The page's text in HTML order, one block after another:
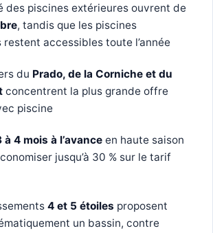
des piscines extérieures ouvrent de
, tandis que les piscines
accessibles toute l’année
du Prado, de la Corniche et du
concentrent la plus grande offre
piscine
à 4 mois à l’avanceen haute saison
jusqu’à 30 % sur le tarif
4 et 5 étoiles proposent
un bassin, contre